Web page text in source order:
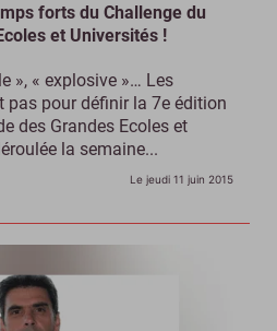
forts du Challenge du
et Universités !
», « explosive »… Les
pas pour définir la 7e édition
des Grandes Ecoles et
la semaine...
Le jeudi 11 juin 2015